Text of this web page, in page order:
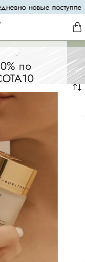
по
новые поступления